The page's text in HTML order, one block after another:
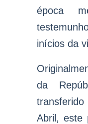
época
inícios da
da
Abril, este